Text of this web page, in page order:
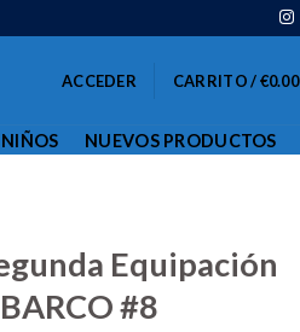
ACCEDER CARRITO /€0.00
NIÑOS NUEVOS PRODUCTOS
Equipación
#8